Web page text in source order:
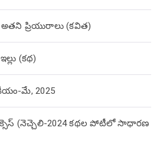
అతని ప్రియురాలు (కవిత)
(కథ)
మే, 2025
(నెచ్చెలి-2024 కథల పోటీలో సాధారణ